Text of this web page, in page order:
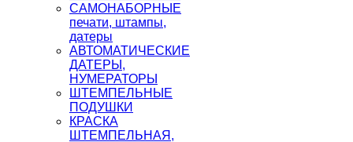
САМОНАБОРНЫЕ
печати, штампы,
датеры
АВТОМАТИЧЕСКИЕ
ДАТЕРЫ,
НУМЕРАТОРЫ
ШТЕМПЕЛЬНЫЕ
ПОДУШКИ
КРАСКА
ШТЕМПЕЛЬНАЯ,